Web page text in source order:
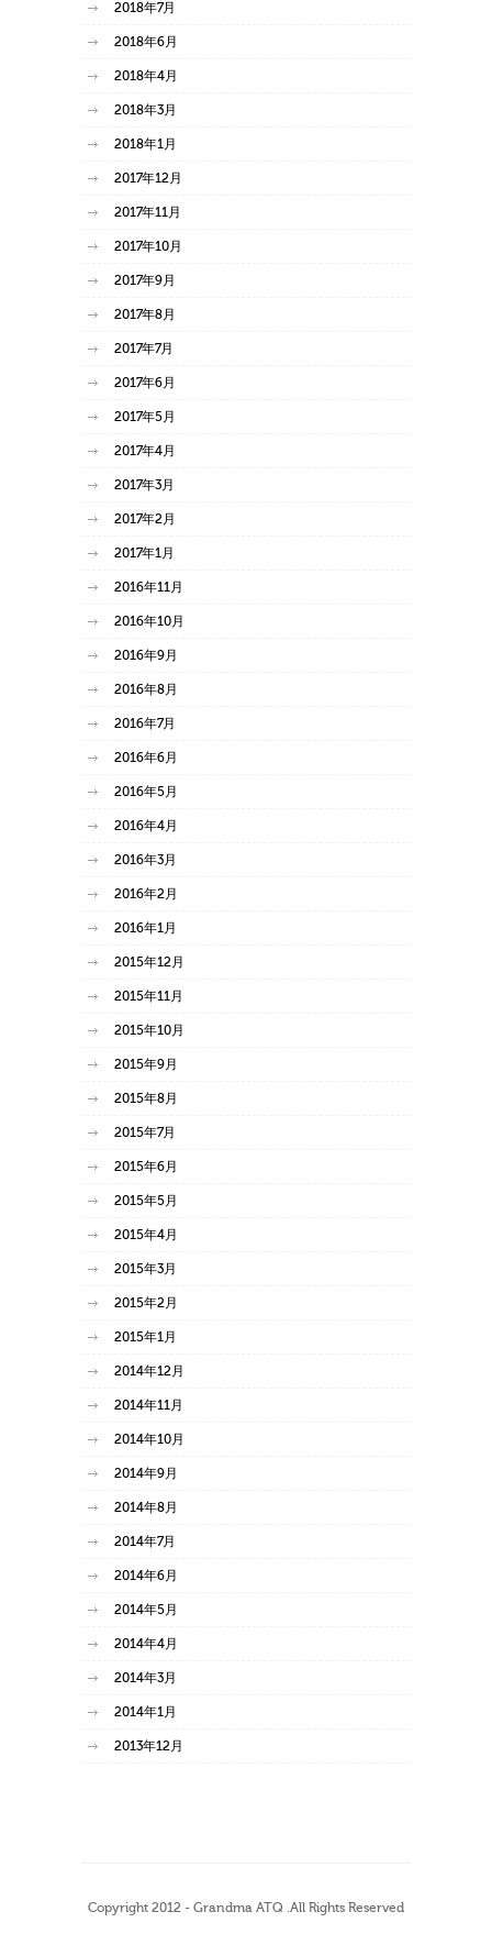
2018年7月
2018年6月
2018年4月
2018年3月
2018年1月
2017年12月
2017年11月
2017年10月
2017年9月
2017年8月
2017年7月
2017年6月
2017年5月
2017年4月
2017年3月
2017年2月
2017年1月
2016年11月
2016年10月
2016年9月
2016年8月
2016年7月
2016年6月
2016年5月
2016年4月
2016年3月
2016年2月
2016年1月
2015年12月
2015年11月
2015年10月
2015年9月
2015年8月
2015年7月
2015年6月
2015年5月
2015年4月
2015年3月
2015年2月
2015年1月
2014年12月
2014年11月
2014年10月
2014年9月
2014年8月
2014年7月
2014年6月
2014年5月
2014年4月
2014年3月
2014年1月
2013年12月
Copyright 2012 - Grandma ATQ .All Rights Reserved